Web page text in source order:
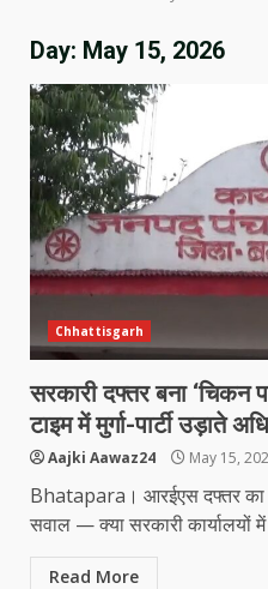
Day: May 15, 2026
Chhattisgarh
सरकारी दफ्तर बना ‘चिकन
टाइम में मुर्गा-पार्टी उड़ाते
Aajki Aawaz24 May 15,
Bhatapara। आरईएस दफ्तर का
सवाल — क्या सरकारी कार्यालयों
Read More